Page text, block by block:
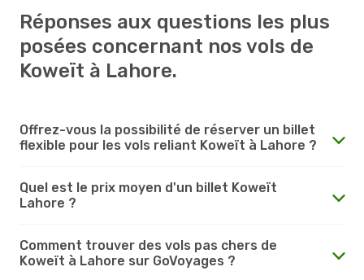
Réponses aux questions les plus
posées concernant nos vols de
Koweït à Lahore.
Offrez-vous la possibilité de réserver un billet
flexible pour les vols reliant Koweït à Lahore ?
Quel est le prix moyen d'un billet Koweït
Lahore ?
Comment trouver des vols pas chers de
Koweït à Lahore sur GoVoyages ?